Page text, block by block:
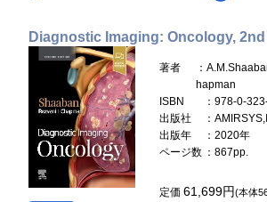
Diagnostic Imaging: Oncology, 2nd
著者
：
hapman
ISBN
：978-0-
出版社
：
出版年
：2020年
ページ数 ：867pp.
定価61,699円(本体